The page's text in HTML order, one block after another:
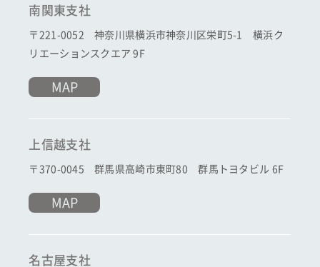
南関東支社
〒221-0052 神奈川県横浜市神奈川区栄町5-1 横浜ク
リエーションスクエア 9F
MAP
上信越支社
〒370-0045 群馬県高崎市東町80 群馬トヨタビル 6F
MAP
名古屋支社